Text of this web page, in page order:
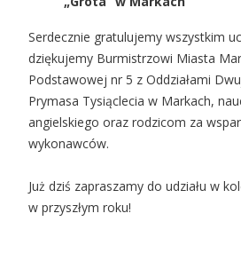
Serdecznie gratulujemy wszystkim
dziękujemy Burmistrzowi Miasta
Podstawowej nr 5 z Oddziałami
Prymasa Tysiąclecia w Markach,
angielskiego oraz rodzicom za
wykonawców.
Już dziś zapraszamy do udziału w
w przyszłym roku!